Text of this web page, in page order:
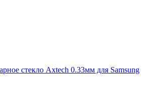
стекло Axtech 0.33мм для Samsung